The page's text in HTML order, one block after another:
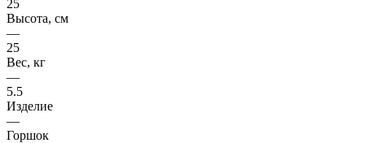
25
Высота, см
—
25
Вес, кг
—
5.5
Изделие
—
Горшок